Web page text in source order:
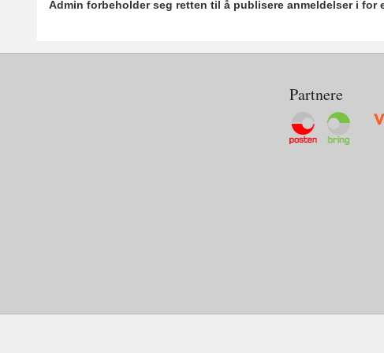
Admin forbeholder seg retten til å publisere anmeldelser i for
Partnere